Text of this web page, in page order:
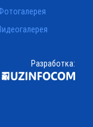
Разработка: